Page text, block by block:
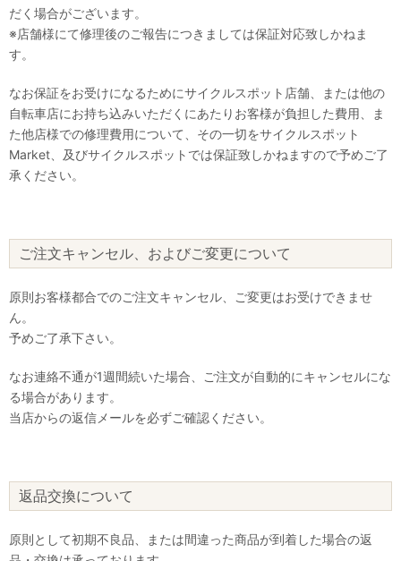
だく場合がございます。
※店舗様にて修理後のご報告につきましては保証対応致しかねま
す。
なお保証をお受けになるためにサイクルスポット店舗、または他の
自転車店にお持ち込みいただくにあたりお客様が負担した費用、ま
た他店様での修理費用について、その一切をサイクルスポット
Market、及びサイクルスポットでは保証致しかねますので予めご了
承ください。
ご注文キャンセル、およびご変更について
原則お客様都合でのご注文キャンセル、ご変更はお受けできませ
ん。
予めご了承下さい。
なお連絡不通が1週間続いた場合、ご注文が自動的にキャンセルにな
る場合があります。
当店からの返信メールを必ずご確認ください。
返品交換について
原則として初期不良品、または間違った商品が到着した場合の返